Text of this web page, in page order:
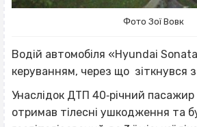
Фото Зої Вовк
Водій автомобіля «Hyundai
керуванням, через що зіткнувся
Унаслідок ДТП 40‐річний пасажир
отримав тілесні ушкодження та